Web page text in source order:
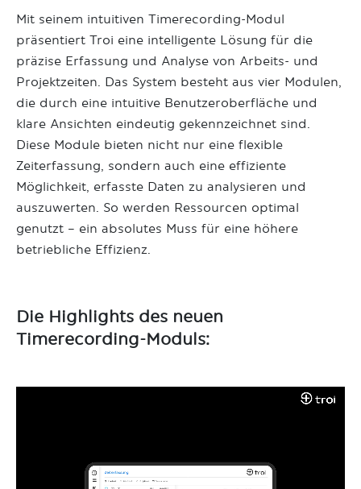
Mit seinem intuitiven Timerecording-Modul
präsentiert Troi eine intelligente Lösung für die
präzise Erfassung und Analyse von Arbeits- und
Projektzeiten. Das System besteht aus vier Modulen,
die durch eine intuitive Benutzeroberfläche und
klare Ansichten eindeutig gekennzeichnet sind.
Diese Module bieten nicht nur eine flexible
Zeiterfassung, sondern auch eine effiziente
Möglichkeit, erfasste Daten zu analysieren und
auszuwerten. So werden Ressourcen optimal
genutzt – ein absolutes Muss für eine höhere
betriebliche Effizienz.
Die Highlights des neuen
Timerecording-Moduls: